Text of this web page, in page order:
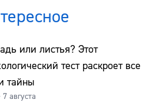
или листья? Этот
тест раскроет все
тайны
августа